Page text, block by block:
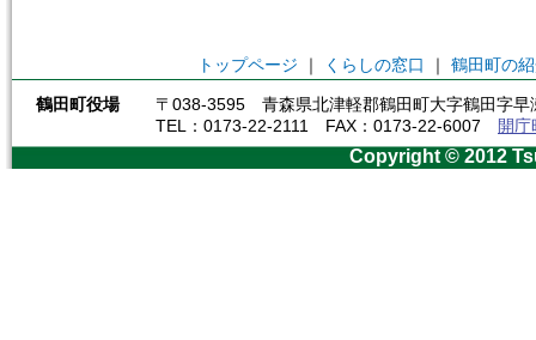
トップページ ｜ くらしの窓口 ｜ 鶴田町の
鶴田町役場
〒038-3595 青森県北津軽郡鶴田町大字鶴田字早
TEL：0173-22-2111 FAX：0173-22-6007
開
Copyright © 2012